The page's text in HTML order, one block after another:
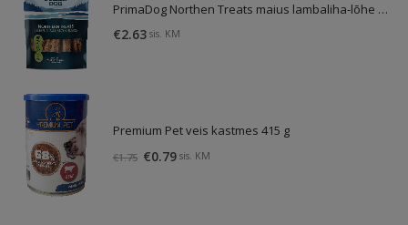
PrimaDog Northen Treats maius lambaliha-lõhe 80g
€2.63 sis. KM
Premium Pet veis kastmes 415 g
€1.75 Algne
€0.79Praegune
sis. KM